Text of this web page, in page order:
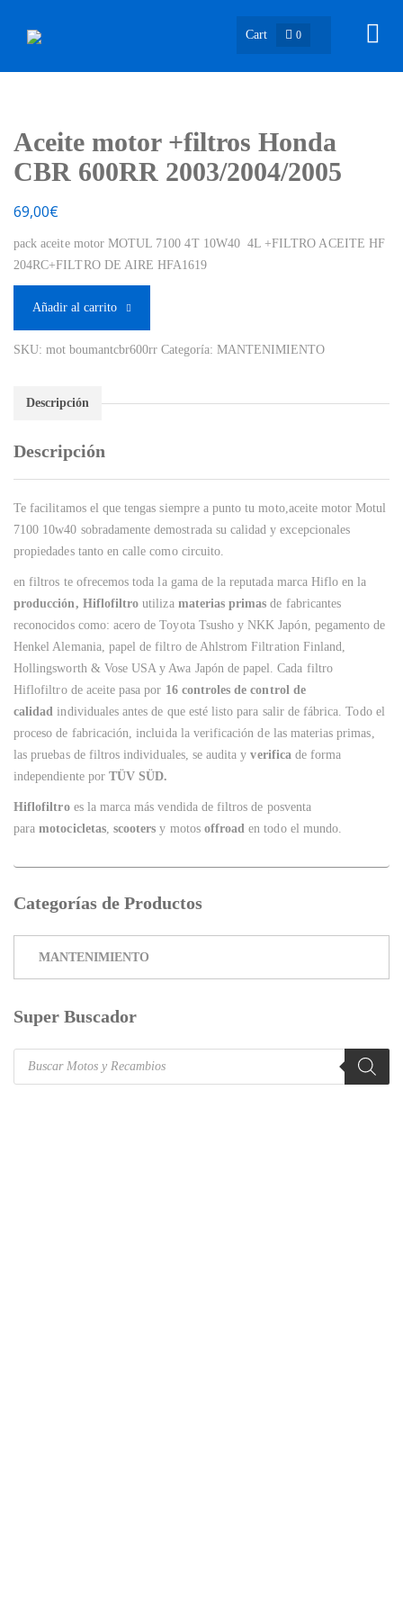
Cart 0
Aceite motor +filtros Honda
CBR 600RR 2003/2004/2005
69,00€
pack aceite motor MOTUL 7100 4T 10W40 4L +FILTRO ACEITE HF
204RC+FILTRO DE AIRE HFA1619
Añadir al carrito
SKU: mot boumantcbr600rr Categoría: MANTENIMIENTO
Descripción
Descripción
Te facilitamos el que tengas siempre a punto tu moto,aceite motor Motul
7100 10w40 sobradamente demostrada su calidad y excepcionales
propiedades tanto en calle como circuito.
en filtros te ofrecemos toda la gama de la reputada marca Hiflo en la
producción, Hiflofiltro utiliza materias primas de fabricantes
reconocidos como: acero de Toyota Tsusho y NKK Japón, pegamento de
Henkel Alemania, papel de filtro de Ahlstrom Filtration Finland,
Hollingsworth & Vose USA y Awa Japón de papel. Cada filtro
Hiflofiltro de aceite pasa por 16 controles de control de
calidad individuales antes de que esté listo para salir de fábrica. Todo el
proceso de fabricación, incluida la verificación de las materias primas,
las pruebas de filtros individuales, se audita yverifica de forma
independiente por TÜV SÜD.
Hiflofiltroes la marca más vendida de filtros de posventa
paramotocicletas, scooters y motos offroad en todo el mundo.
Categorías de Productos
Super Buscador
Products
search